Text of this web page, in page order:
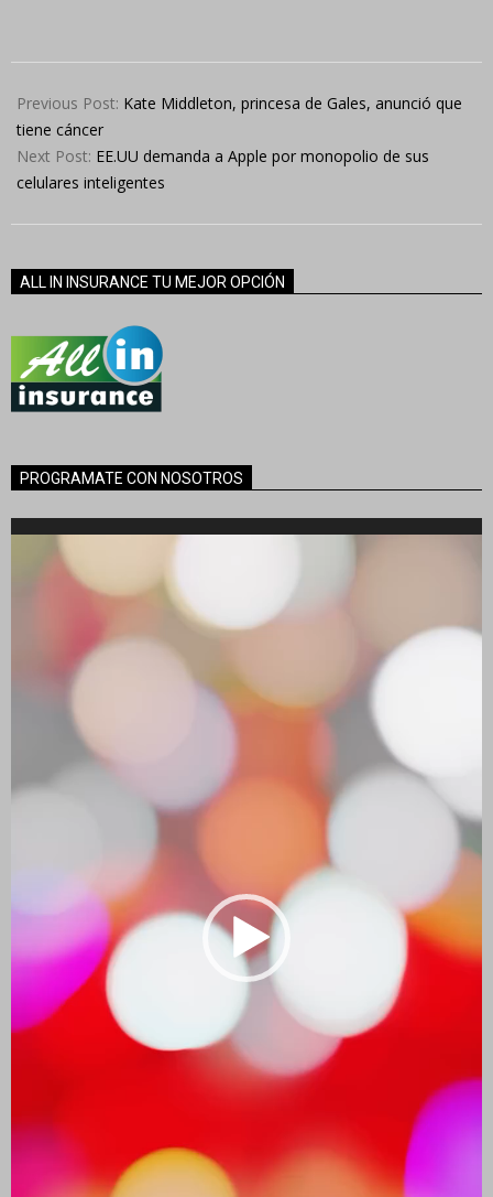
03-
22
Previous Post: Kate Middleton, princesa de Gales, anunció que
tiene cáncer
Next Post: EE.UU demanda a Apple por monopolio de sus
celulares inteligentes
ALL IN INSURANCE TU MEJOR OPCIÓN
PROGRAMATE CON NOSOTROS
Reproductor